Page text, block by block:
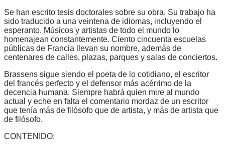
Se han escrito tesis doctorales sobre su obra. Su trabajo ha
sido traducido a una veintena de idiomas, incluyendo el
esperanto. Músicos y artistas de todo el mundo lo
homenajean constantemente. Ciento cincuenta escuelas
públicas de Francia llevan su nombre, además de
centenares de calles, plazas, parques y salas de conciertos.
Brassens sigue siendo el poeta de lo cotidiano, el escritor
del francés perfecto y el defensor más acérrimo de la
decencia humana. Siempre habrá quien mire al mundo
actual y eche en falta el comentario mordaz de un escritor
que tenía más de filósofo que de artista, y más de artista que
de filósofo.
CONTENIDO: